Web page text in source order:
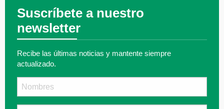
Suscríbete a nuestro
newsletter
Recibe las últimas noticias y mantente siempre
actualizado.